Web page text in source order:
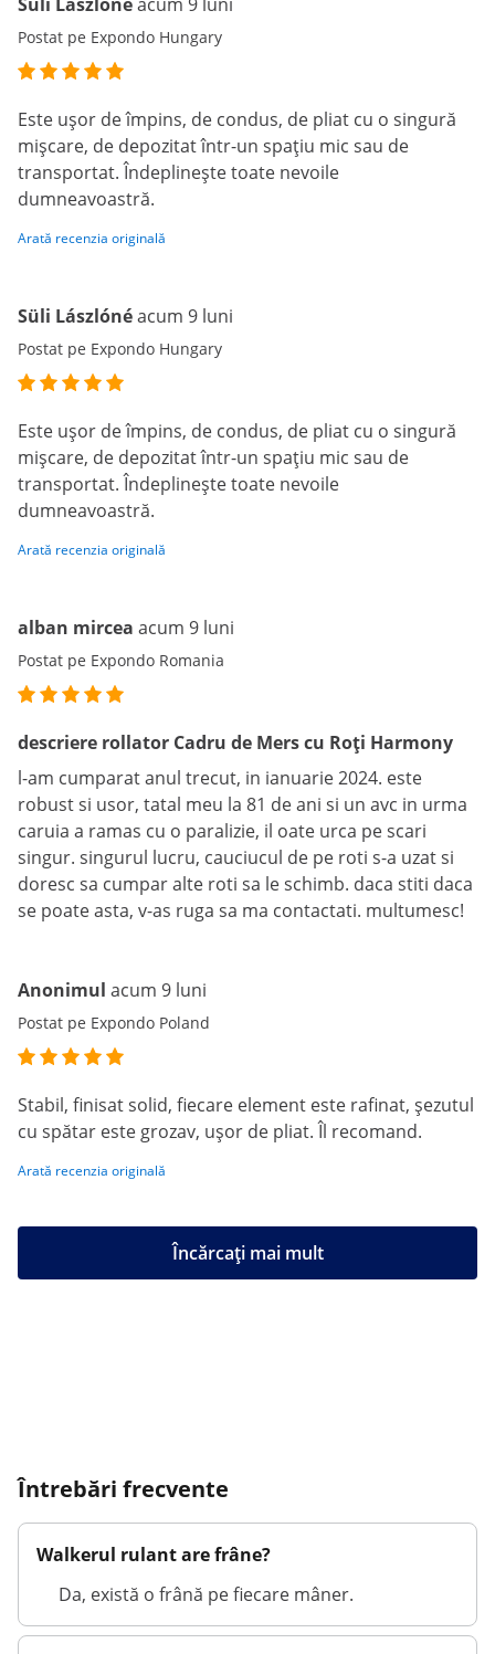
Postat pe Expondo Hungary
Este ușor de împins, de condus, de pliat cu o singură
mișcare, de depozitat într-un spațiu mic sau de
transportat. Îndeplinește toate nevoile
dumneavoastră.
Arată recenzia originală
Süli Lászlónéacum 9 luni
Postat pe Expondo Hungary
Este ușor de împins, de condus, de pliat cu o singură
mișcare, de depozitat într-un spațiu mic sau de
transportat. Îndeplinește toate nevoile
dumneavoastră.
Arată recenzia originală
alban mircea acum 9 luni
Postat pe Expondo Romania
descriere rollator Cadru de Mers cu Roți Harmony
l-am cumparat anul trecut, in ianuarie 2024. este
robust si usor, tatal meu la 81 de ani si un avc in urma
caruia a ramas cu o paralizie, il oate urca pe scari
singur. singurul lucru, cauciucul de pe roti s-a uzat si
doresc sa cumpar alte roti sa le schimb. daca stiti daca
se poate asta, v-as ruga sa ma contactati. multumesc!
Anonimul acum 9 luni
Postat pe Expondo Poland
Stabil, finisat solid, fiecare element este rafinat, șezutul
cu spătar este grozav, ușor de pliat. Îl recomand.
Arată recenzia originală
Încărcați mai mult
Întrebări frecvente
Walkerul rulant are frâne?
Da, există o frână pe fiecare mâner.